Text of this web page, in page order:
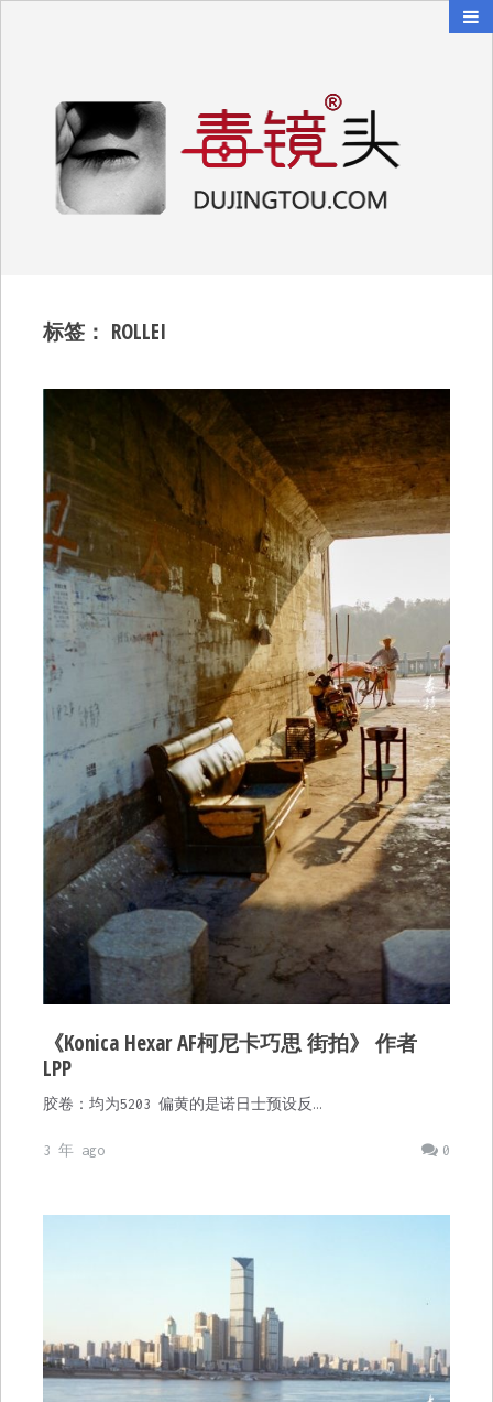
标签： ROLLEI
《Konica Hexar AF柯尼卡巧思 街拍》 作者
LPP
胶卷：均为5203 偏黄的是诺日士预设反…
0
3 年 ago